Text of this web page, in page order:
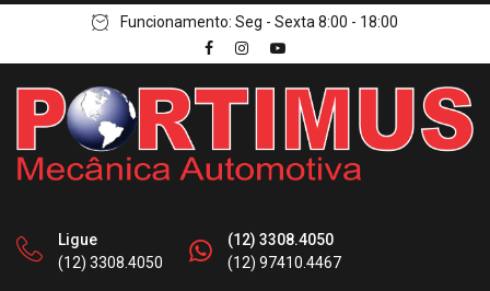
Funcionamento: Seg - Sexta 8:00 - 18:00
Ligue
(12) 3308.4050
(12) 3308.4050
(12) 97410.4467